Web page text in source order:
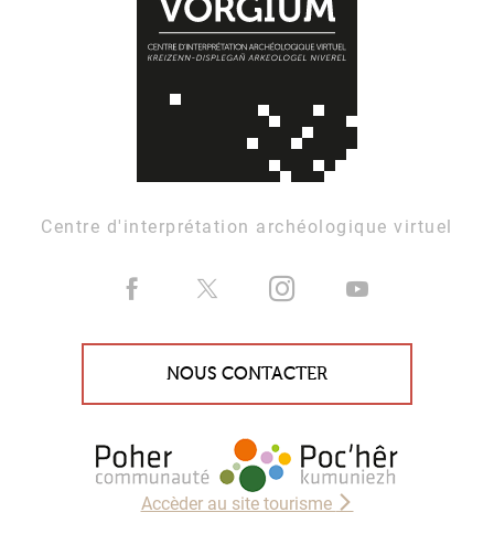
Centre d'interprétation archéologique virtuel
NOUS CONTACTER
Accèder au site tourisme